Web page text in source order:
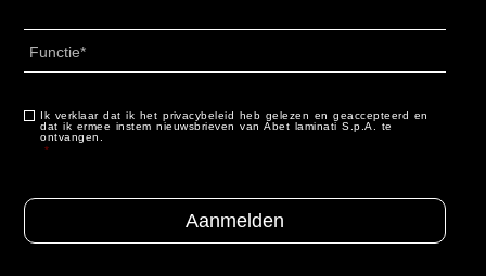
Land
Consenso *
Ik verklaar dat ik het privacybeleid heb gelezen en geaccepteerd en
dat ik ermee instem nieuwsbrieven van Abet laminati S.p.A. te
ontvangen.
*